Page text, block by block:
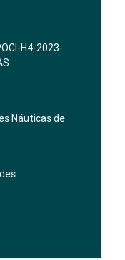
H4-2023-
Náuticas de